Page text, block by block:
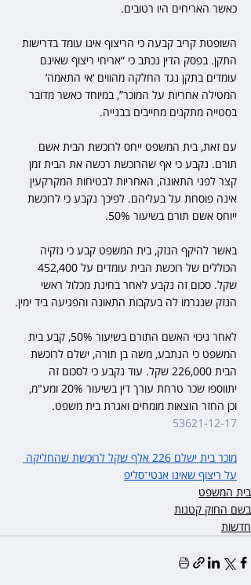
כאשר האריחים היו רטובים.
השופטת קריב קבעה כי הריצוף אינו עומד בדרישות
התקן. בפסק הדין נכתב כי “אריחי ריצוף שאינם
עומדים בתקן נגד החלקה מהווים ‘אי התאמה’
המטילה אחריות על המוכר”, במיוחד כאשר מדובר
בסטייה מתקנים מחייבים בבנייה.
עם זאת, בית המשפט ייחס לרוכשת הבית אשם
תורם. נקבע כי אף שהרוכשת רכשה את הבית זמן
קצר לפני התאונה, האחריות לבטיחות המקרקעין
אינה פוסחת על בעליהם. לפיכך נקבע כי לרוכשת
ייוחס אשם תורם בשיעור 50%.
באשר להיקף הנזק, בית המשפט קבע כי נזקיה
שקל. סכום זה נקבע לאחר בחינת מכלול ראשי
הנזק שנגרמו לה בעקבות התאונה והפגיעה ביד ימין.
לאחר ניכוי האשם התורם בשיעור 50%, קבע בית
המשפט כי הנתבע, משה בן תורה, ישלם לרוכשת
הבית 226,000 שקל. עוד נקבע כי לסכום זה
יתווספו שכר טרחת עורך דין בשיעור 20% ומע"מ,
וכן החזר הוצאות מומחים ואגרת בית משפט.
53621-12-17
מוכר בית ישלם 226 אלף שקל לרוכשת שהחליקה
על ריצוף שאינו אנטי־סליפ
בית המשפט
בשם החוק קטנות
חדשות